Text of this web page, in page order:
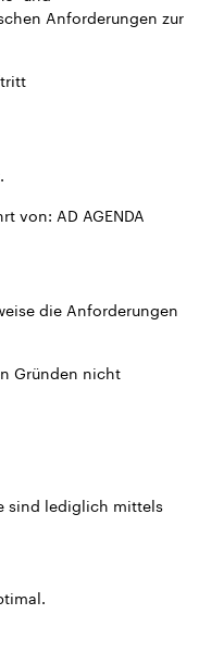
Anforderungen zur
von: AD AGENDA
die Anforderungen
Gründen nicht
sind lediglich mittels